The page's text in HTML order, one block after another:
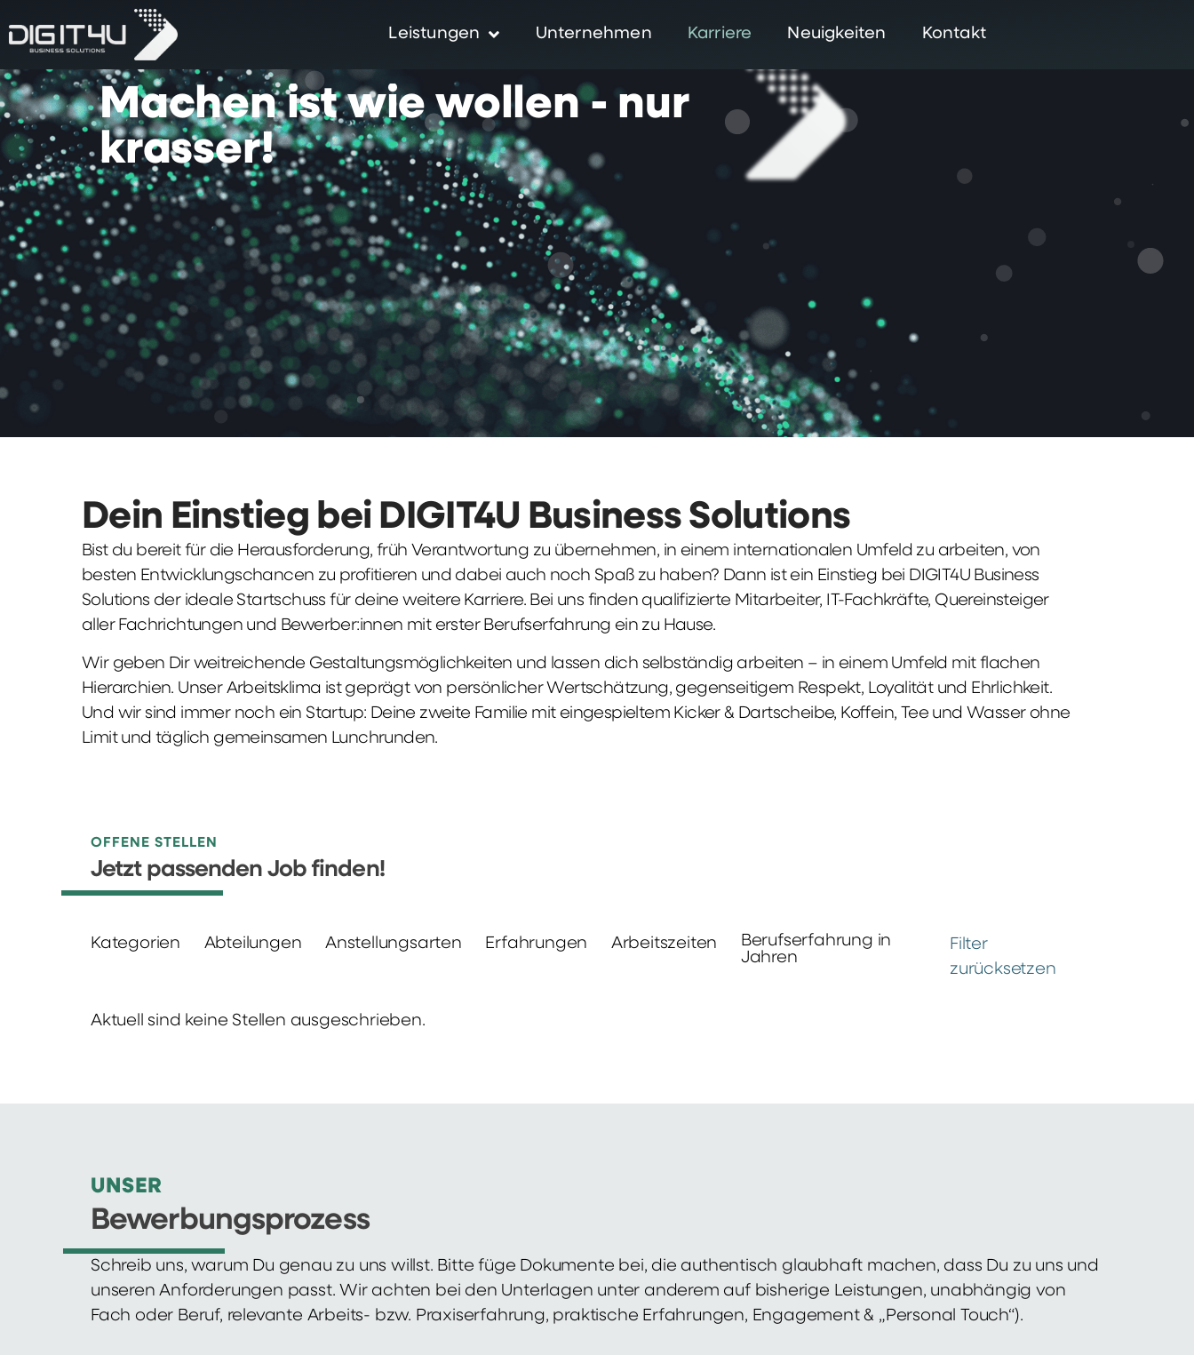
Leistungen Unternehmen Karriere Neuigkeiten Kontakt
Machen ist wie wollen - nur
krasser!
Dein Einstieg bei DIGIT4U Business Solutions
Bist du bereit für die Herausforderung, früh Verantwortung zu übernehmen, in einem internationalen Umfeld zu arbeiten, von
besten Entwicklungschancen zu profitieren und dabei auch noch Spaß zu haben? Dann ist ein Einstieg bei DIGIT4U Business
Solutions der ideale Startschuss für deine weitere Karriere. Bei uns finden qualifizierte Mitarbeiter, IT-Fachkräfte, Quereinsteiger
aller Fachrichtungen und Bewerber:innen mit erster Berufserfahrung ein zu Hause.
Wir geben Dir weitreichende Gestaltungsmöglichkeiten und lassen dich selbständig arbeiten – in einem Umfeld mit flachen
Hierarchien. Unser Arbeitsklima ist geprägt von persönlicher Wertschätzung, gegenseitigem Respekt, Loyalität und Ehrlichkeit.
Und wir sind immer noch ein Startup: Deine zweite Familie mit eingespieltem Kicker & Dartscheibe, Koffein, Tee und Wasser ohne
Limit und täglich gemeinsamen Lunchrunden.
OFFENE STELLEN
Jetzt passenden Job finden!
Kategorien Abteilungen Anstellungsarten Erfahrungen Arbeitszeiten
Berufserfahrung in
Jahren
Filter
zurücksetzen
Aktuell sind keine Stellen ausgeschrieben.
UNSER
Bewerbungsprozess
Schreib uns, warum Du genau zu uns willst. Bitte füge Dokumente bei, die authentisch glaubhaft machen, dass Du zu uns und
unseren Anforderungen passt. Wir achten bei den Unterlagen unter anderem auf bisherige Leistungen, unabhängig von
Fach oder Beruf, relevante Arbeits- bzw. Praxiserfahrung, praktische Erfahrungen, Engagement & „Personal Touch“).